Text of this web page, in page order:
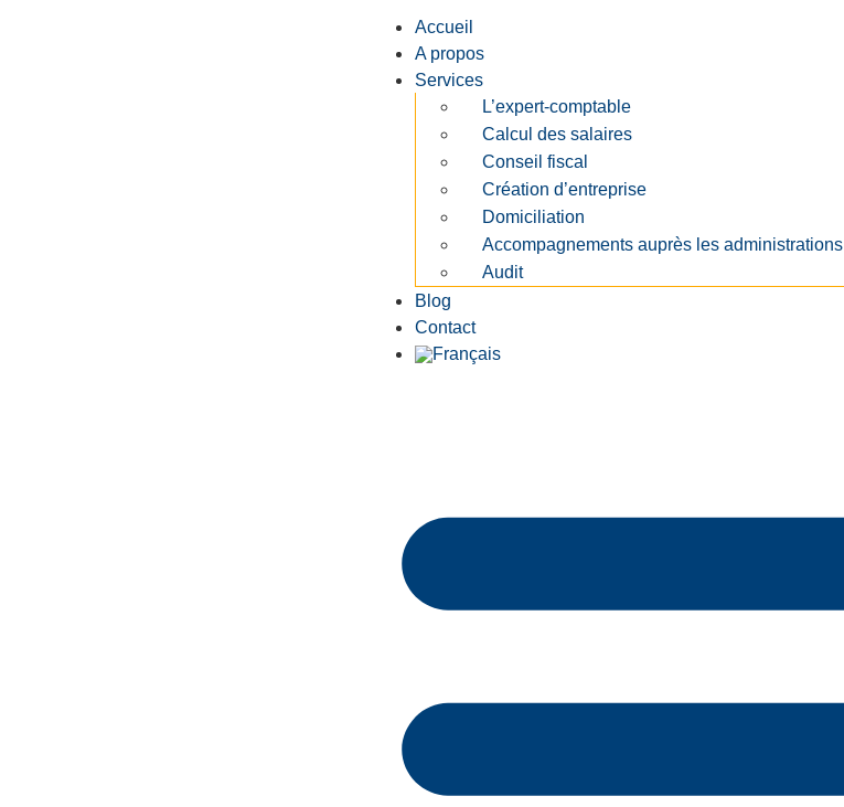
Accueil
A propos
Services
L’expert-comptable
Calcul des salaires
Conseil fiscal
Création d’entreprise
Domiciliation
Accompagnements auprès les administrations
Audit
Blog
Contact